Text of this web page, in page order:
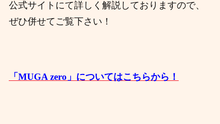
公式サイトにて詳しく解説しておりますので、
ぜひ併せてご覧下さい！
「MUGA zero」についてはこちらから！